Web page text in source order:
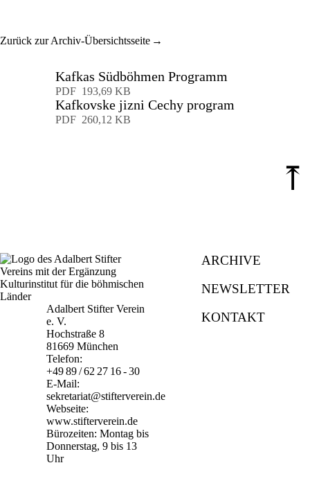
Zurück zur Archiv-Übersichtsseite
Kafkas Südböhmen Programm
PDF 193,69 KB
Kafkovske jizni Cechy program
PDF 260,12 KB
⤒
Adalbert Stifter Verein
e. V.
Hochstraße 8
81669 München
Telefon:
+49 89 / 62 27 16 - 30
E-Mail:
sekretariat@stifterverein.de
Webseite:
www.stifterverein.de
Bürozeiten: Montag bis
Donnerstag, 9 bis 13
Uhr
ARCHIVE
NEWSLETTER
KONTAKT